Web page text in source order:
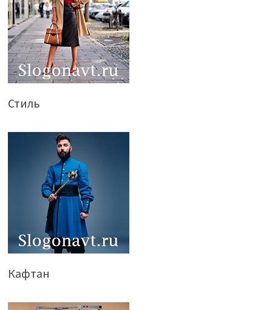
Стиль
Кафтан